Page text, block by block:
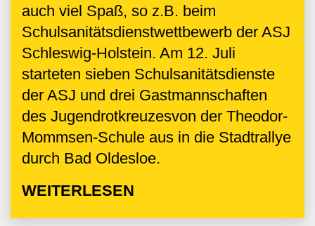
auch viel Spaß, so z.B. beim
Schulsanitätsdienstwettbewerb der ASJ
Schleswig-Holstein. Am 12. Juli
starteten sieben Schulsanitätsdienste
der ASJ und drei Gastmannschaften
des Jugendrotkreuzesvon der Theodor-
Mommsen-Schule aus in die Stadtrallye
durch Bad Oldesloe.
WEITERLESEN